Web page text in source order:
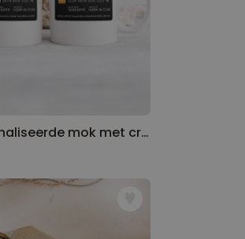
Gepersonaliseerde mok met creditcard en tekst